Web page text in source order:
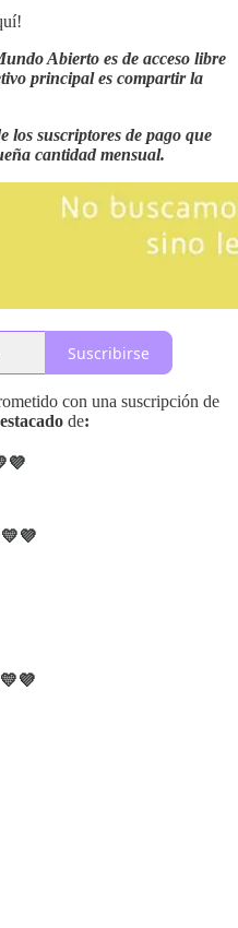
Abierto es de acceso libre
principal es compartir la
los suscriptores de pago que
cantidad mensual.
Suscribirse
con una suscripción de
de: